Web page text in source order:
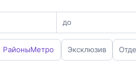
до
РайоныМетро Эксклюзив